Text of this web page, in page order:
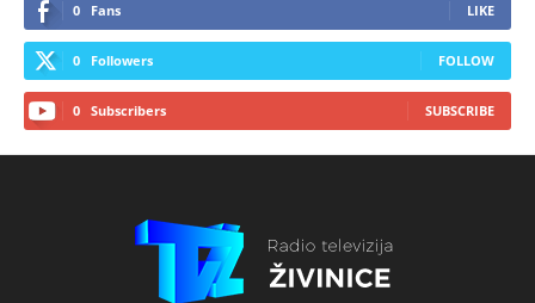
0 Fans LIKE
0 Followers FOLLOW
0 Subscribers SUBSCRIBE